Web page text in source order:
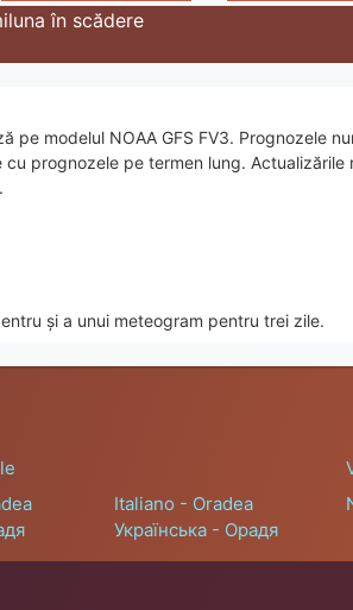
în scădere
modelul NOAA GFS FV3. Prognozele
prognozele pe termen lung.
și a unui meteogram pentru trei zile.
Italiano - Oradea
Українська - Орадя